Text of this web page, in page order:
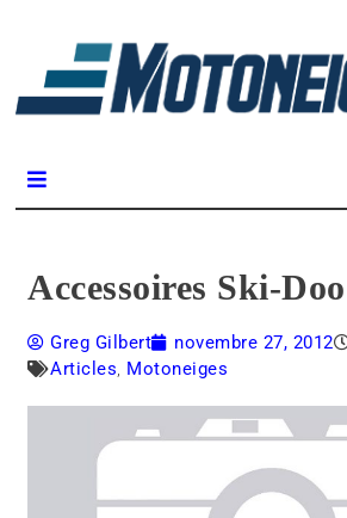
Accessoires Ski-
Greg Gilbert novembre 27, 2012
Articles, Motoneiges